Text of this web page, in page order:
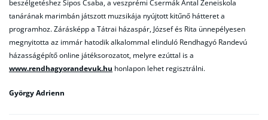
beszélgetéshez Sipos Csaba, a veszprémi Csermák Antal Zeneiskola
tanárának marimbán játszott muzsikája nyújtott kitűnő hátteret a
programhoz. Zárásképp a Tátrai házaspár, József és Rita ünnepélyesen
megnyitotta az immár hatodik alkalommal elinduló Rendhagyó Randevú
házasságépítő online játéksorozatot, melyre ezúttal is a
www.rendhagyorandevuk.hu honlapon lehet regisztrálni.
György Adrienn